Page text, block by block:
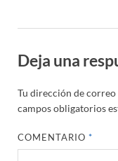
Deja una
Tu dirección de
campos obligatorios
COMENTARIO*